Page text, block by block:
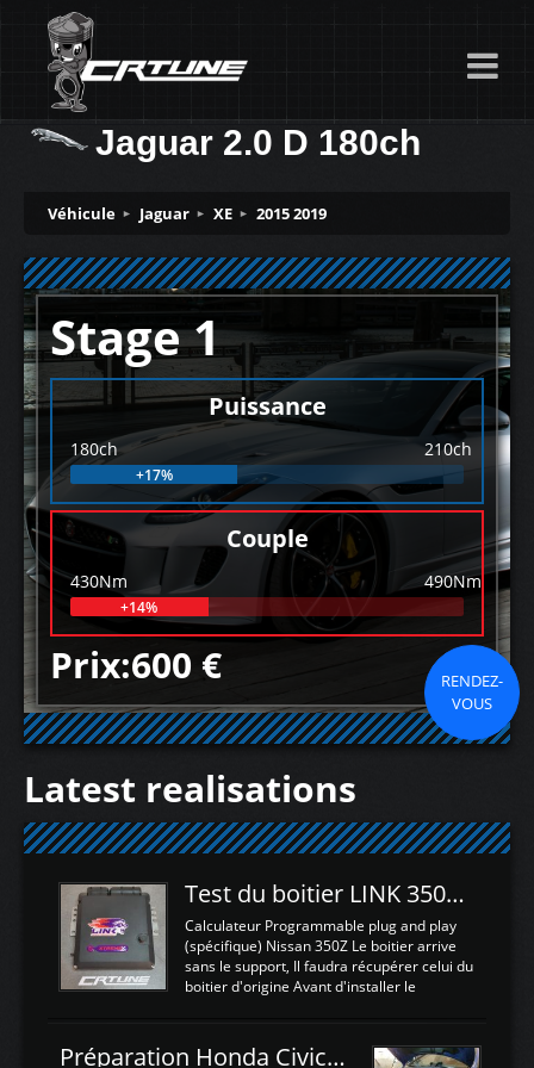
Jaguar 2.0 D 180ch
Véhicule Jaguar XE 2015 2019
Stage 1
Puissance
180ch 210ch
+17%
Couple
430Nm 490Nm
+14%
Prix:600 €
RENDEZ-
VOUS
Latest realisations
Test du boitier LINK 350Z Plugin ECU
Calculateur Programmable plug and play
(spécifique) Nissan 350Z Le boitier arrive
sans le support, Il faudra récupérer celui du
boitier d'origine Avant d'installer le
d'envoyer l'information de la large bande
Préparation Honda Civic Type R FK2